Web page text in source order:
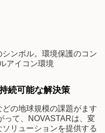
続可能な解決策
の地球規模の課題がます
って、NOVASTARは、変
リューションを提供する